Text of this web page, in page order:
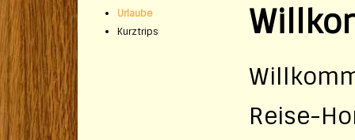
Urlaube
Kurztrips
Reise-